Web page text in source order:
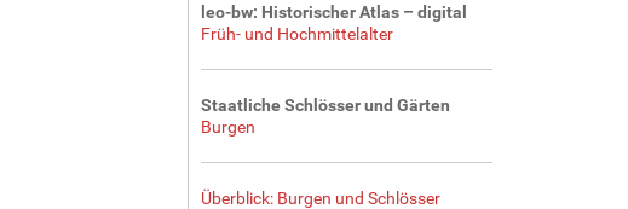
leo-bw: Historischer Atlas – digital
Früh- und Hochmittelalter
Staatliche Schlösser und Gärten
Burgen
Überblick: Burgen und Schlösser